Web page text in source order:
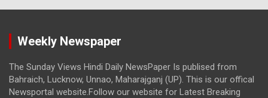
Weekly Newspaper
The Sunday Views Hindi Daily NewsPaper Is publised from
Bahraich, Lucknow, Unnao, Maharajganj (UP). This is our offical
Newsportal website.Follow our website for Latest Breaking